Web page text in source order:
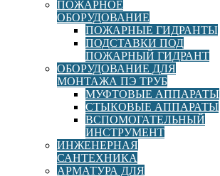
ПОЖАРНОЕ
ОБОРУДОВАНИЕ
ПОЖАРНЫЕ ГИДРАНТЫ
ПОДСТАВКИ ПОД
ПОЖАРНЫЙ ГИДРАНТ
ОБОРУДОВАНИЕ ДЛЯ
МОНТАЖА ПЭ ТРУБ
МУФТОВЫЕ АППАРАТЫ
СТЫКОВЫЕ АППАРАТЫ
ВСПОМОГАТЕЛЬНЫЙ
ИНСТРУМЕНТ
ИНЖЕНЕРНАЯ
САНТЕХНИКА
АРМАТУРА ДЛЯ
Масса, кг
Тип покрытия
Тип присоединения